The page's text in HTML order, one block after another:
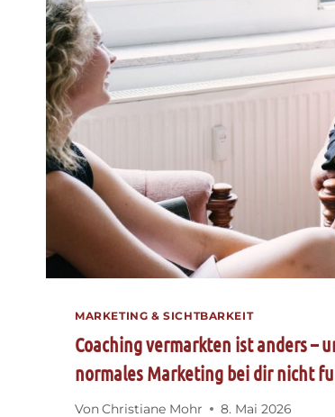
VERKAUFST
MARKETING & SICHTBARKEIT
Coaching vermarkten ist anders –
normales Marketing bei dir nicht
VonChristiane Mohr 8. Mai 2026